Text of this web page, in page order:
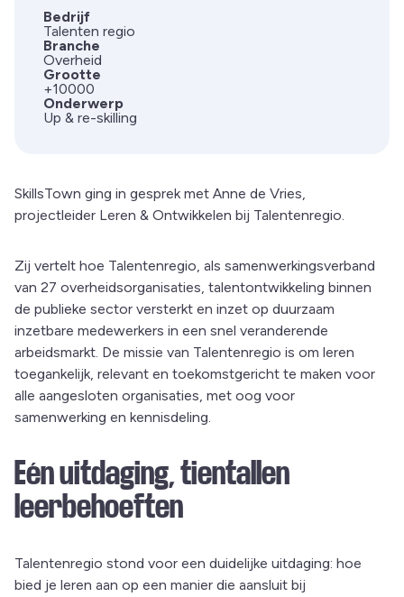
SkillsTown ging in gesprek met Anne de Vries,
projectleider Leren & Ontwikkelen bij Talentenregio.
Zij vertelt hoe Talentenregio, als samenwerkingsverband
van 27 overheidsorganisaties, talentontwikkeling binnen
de publieke sector versterkt en inzet op duurzaam
inzetbare medewerkers in een snel veranderende
arbeidsmarkt. De missie van Talentenregio is om leren
toegankelijk, relevant en toekomstgericht te maken voor
alle aangesloten organisaties, met oog voor
samenwerking en kennisdeling.
Eén uitdaging, tientallen
leerbehoeften
Talentenregio stond voor een duidelijke uitdaging: hoe
bied je leren aan op een manier die aansluit bij
Bedrijf
Talenten regio
Branche
Overheid
Grootte
+10000
Onderwerp
Up & re-skilling